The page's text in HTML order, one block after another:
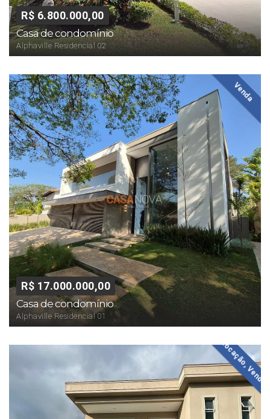
R$ 6.800.000,00
Casa de condomínio
Alphaville Residencial 02
Venda
R$ 17.000.000,00
Casa de condomínio
Alphaville Residencial 01
Locação, Venda